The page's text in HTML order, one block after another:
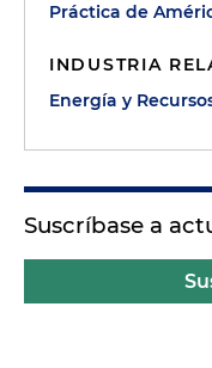
Práctica de
INDUSTRIA
Energía y
Suscríbase a